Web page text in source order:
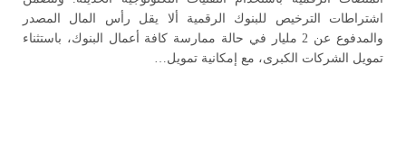
اشتراطات الترخيص للبنوك الرقمية ألا يقل رأس المال المصدر
والمدفوع عن 2 مليار في حالة ممارسة كافة أعمال البنوك، باستثناء
تمويل الشركات الكبرى، مع إمكانية تمويل…